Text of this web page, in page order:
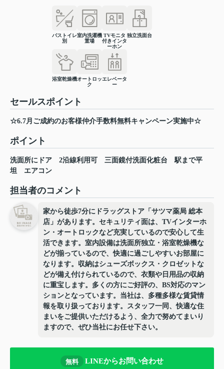
バストイレ
別
室内洗濯機
置場
TVモニタ
付きインタ
ーホン
独立洗面台
浴室乾燥機オートロッ
ク
エレベータ
ー
セールスポイント
☆6.7月ご成約のお客様仲介手数料無料キャンペーン実施中☆
ポイント
洗面所にドア 2沿線利用可 三面鏡付洗面化粧台
駅まで平
坦
エアコン
担当者のコメント
家から徒歩7分にドラッグストア「サツマ薬局 総本
店」があります。セキュリティ面は、TVインターホ
ン・オートロックなど充実しているので安心して生
活できます。室内設備は洗面所独立・浴室乾燥機な
どが揃っているので、快適に過ごしやすいお部屋に
なります。収納はシューズボックス・クロゼットな
どが備え付けられているので、衣類や日用品の収納
に重宝します。多くの方にご好評の、BS対応のマン
ションとなっています。当社は、多種多様な賃貸情
報を取り扱っております。スタッフ一同、快適な住
まいをご提供いただけるよう、全力で努めてまいり
ますので、ぜひ当社にお任せ下さい。
無料 LINEからお問い合わせ